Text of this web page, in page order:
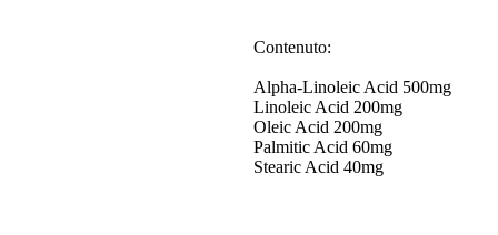
Contenuto:
Alpha-Linoleic Acid 500mg
Linoleic Acid 200mg
Oleic Acid 200mg
Palmitic Acid 60mg
Stearic Acid 40mg